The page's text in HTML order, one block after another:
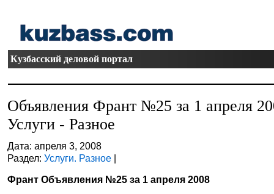
Кузбасский деловой портал
Объявления Франт №25 за 1 апреля
Услуги - Разное
Дата: апреля 3, 2008
Раздел:Услуги. Разное |
Франт Объявления №25 за 1 апреля 2008